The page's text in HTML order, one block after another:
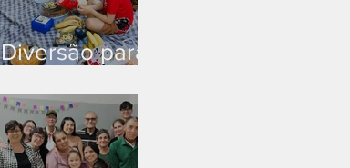
Diversão para